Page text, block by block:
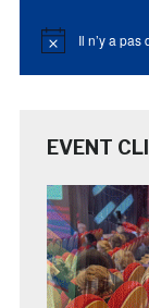
Notice Il n’y a pas
EVENT